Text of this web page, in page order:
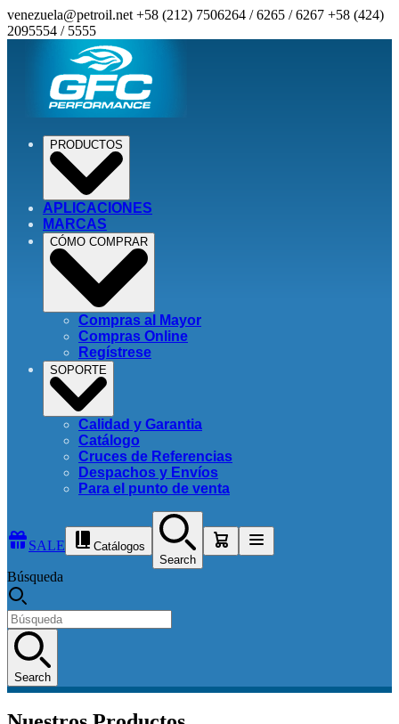
venezuela@petroil.net +58 (212) 7506264 / 6265 / 6267 +58 (424)
2095554 / 5555
PRODUCTOS
APLICACIONES
MARCAS
CÓMO COMPRAR
Compras al Mayor
Compras Online
Regístrese
SOPORTE
Calidad y Garantia
Catálogo
Cruces de Referencias
Despachos y Envíos
Para el punto de venta
SALE
Catálogos
Search
Búsqueda
Search